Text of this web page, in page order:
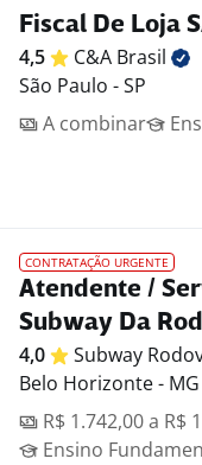
Fiscal De Loja
4,5 C&A Brasil
São Paulo - SP
A combinar
CONTRATAÇÃO URGENTE
Atendente /
Subway Da
4,0 Subway
Belo Horizonte - MG
R$ 1.742,00 a R$
Ensino